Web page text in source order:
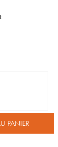
PANIER